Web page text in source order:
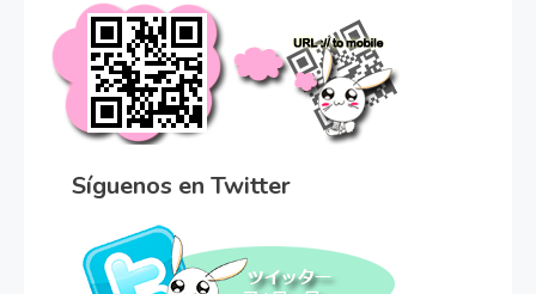
Síguenos en Twitter